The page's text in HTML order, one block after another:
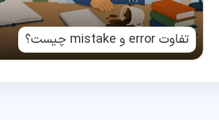
تفاوت error و mistake چیست؟